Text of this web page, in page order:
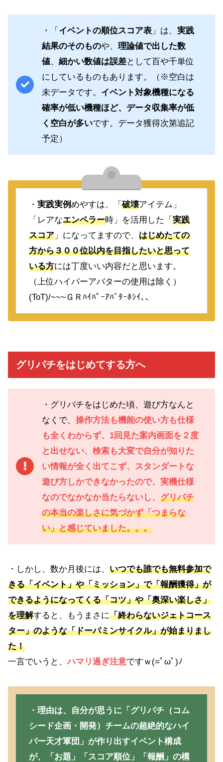
・「 イベントの順位スコア表 」は、 実践
結果のそのものや、 理論値で出した数
値、 細かい数値は誤差として百や千単位
にしているものもあります。（※空白は
未データです。 イベント対象機種になる
確率が低い機種ほど、データ収集率が低
く空白が多いです。データ獲得次第追記
予定）
・ 実践実例めやすは、「 破壊アイテム」
「レアなエンペラー時」を活用した「 実践
スコア」になってますので、 はじめたての
方から３００位以内を目指したいと思って
いる方には丁度いい内容だと思います。
（上位ハイパーアバターの使用は除く）
(ToT)/~~~ＧＲﾊｲﾊﾟｰｱﾊﾞﾀｰﾎｼｲ､､
グリパチをはじめてする方へ
・グリパチをはじめた頃、遊び方なんと
なくで、 操作方法も機能の使い方も仕様
も全くわからず、1回見た案内画面を２度
と出せない、検索も大変で自分が知りた
い情報が全く出てこず、スタンダートな
遊び方しかできなかったので、実機仕様
なのでなかなか当たらないし、 グリパチ
の本当の楽しさに気づかず「つまらな
い」と感じていました。。。
・しかし、数か月後には、 いつでも誰でも無料参加で
きる「イベント」や「ミッション」で「報酬獲得」が
できるようになってくる「コツ」や「奥深い楽しさ」
を理解すると、もうまさに「終わらないジェトコース
ター」のような「ドーパミンサイクル」が始まりまし
た！
一言でいうと、ハマリ過ぎ注意ですｗ(=ﾟωﾟ)ﾉ
・理由は、自分が思うに「グリパチ（コム
シード企画・開発）チームの超絶的なハイ
パー天才軍団」が作り出すイベント構成
が、「お題」「スコア順位」「報酬」の構